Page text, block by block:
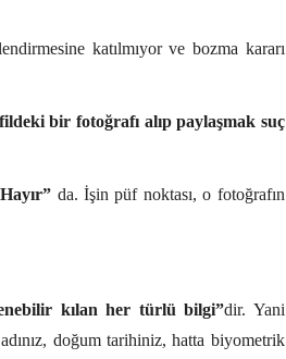
katılmıyor ve bozma kararı
bir fotoğrafı alıp paylaşmak suç
da. İşin püf noktası, o fotoğrafın
kılan her türlü bilgi”dir. Yani
doğum tarihiniz, hatta biyometrik